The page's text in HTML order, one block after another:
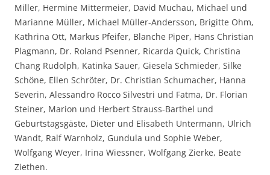
Miller, Hermine Mittermeier, David Muchau, Michael und
Marianne Müller, Michael Müller-Andersson, Brigitte Ohm,
Kathrina Ott, Markus Pfeifer, Blanche Piper, Hans Christian
Plagmann, Dr. Roland Psenner, Ricarda Quick, Christina
Chang Rudolph, Katinka Sauer, Giesela Schmieder, Silke
Schöne, Ellen Schröter, Dr. Christian Schumacher, Hanna
Severin, Alessandro Rocco Silvestri und Fatma, Dr. Florian
Steiner, Marion und Herbert Strauss-Barthel und
Geburtstagsgäste, Dieter und Elisabeth Untermann, Ulrich
Wandt, Ralf Warnholz, Gundula und Sophie Weber,
Wolfgang Weyer, Irina Wiessner, Wolfgang Zierke, Beate
Ziethen.